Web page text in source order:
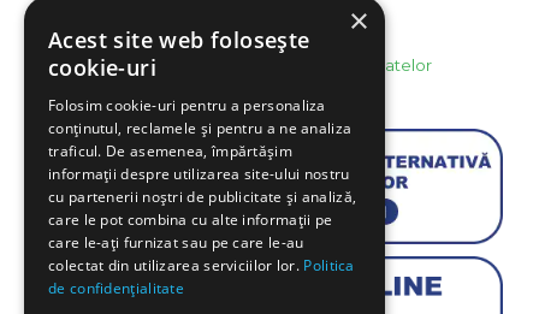
Politica de confidentialitate si protectie a datelor
Politica Cookie
×
Acest site web folosește
cookie-uri
Folosim cookie-uri pentru a personaliza
conținutul, reclamele și pentru a ne analiza
traficul. De asemenea, împărtășim
informații despre utilizarea site-ului nostru
cu partenerii noștri de publicitate și analiză,
care le pot combina cu alte informații pe
care le-ați furnizat sau pe care le-au
colectat din utilizarea serviciilor lor. Politica
de confidențialitate